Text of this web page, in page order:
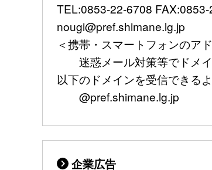
TEL:0853-22-6708
nougi@pref.shimane.lg.jp
＜携帯・スマートフォンのア
迷惑メール対策等でドメイ
以下のドメインを受信できる
@pref.shimane.lg.jp
企業広告